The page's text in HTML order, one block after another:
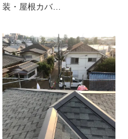
装・屋根カバ…